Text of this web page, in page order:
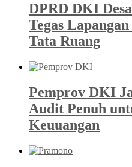
DPRD DKI
Tegas
Tata Ruang
Pemprov DKI
Audit Penuh
Keuuangan